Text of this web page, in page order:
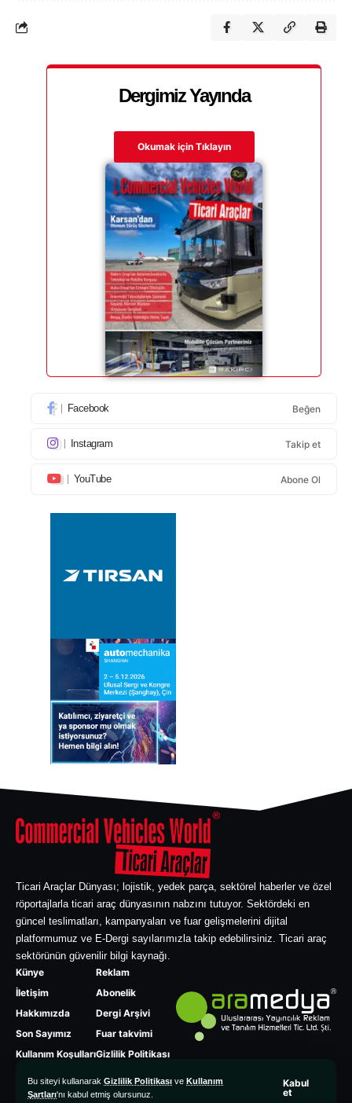
Bu siteyi kullanarak Gizlilik Politikası ve Kullanım
Şartları'nı kabul etmiş olursunuz.
Kabul
et
Dergimiz Yayında
Okumak için Tıklayın
Facebook Beğen
Instagram Takip et
YouTube Abone Ol
Ticari Araçlar Dünyası; lojistik, yedek parça, sektörel haberler ve özel
röportajlarla ticari araç dünyasının nabzını tutuyor. Sektördeki en
güncel teslimatları, kampanyaları ve fuar gelişmelerini dijital
platformumuz ve E-Dergi sayılarımızla takip edebilirsiniz. Ticari araç
sektörünün güvenilir bilgi kaynağı.
Künye
İletişim
Hakkımızda
Son Sayımız
Kullanım Koşulları
Reklam
Abonelik
Dergi Arşivi
Fuar takvimi
Gizlilik Politikası